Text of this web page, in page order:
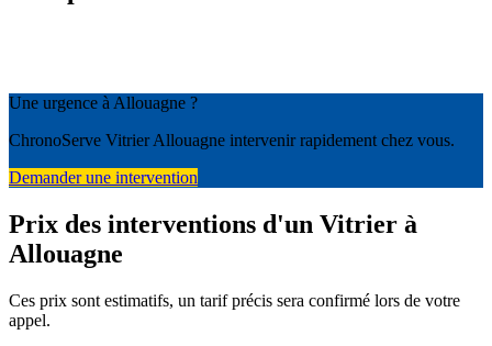
Une urgence à Allouagne ?
ChronoServe Vitrier Allouagne intervenir rapidement chez vous.
Demander une intervention
Prix des interventions d'un Vitrier à
Allouagne
Ces prix sont estimatifs, un tarif précis sera confirmé lors de votre
appel.